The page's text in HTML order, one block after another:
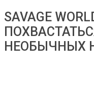
SAVAGE
НЕОБЫЧНЫХ